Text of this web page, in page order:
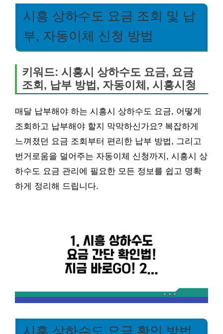
시흥 상하수도 요금 조회 및 납
부, 자동이체 신청 방법
키워드: 시흥시 상하수도 요금, 요금
조회, 납부 방법, 자동이체, 시흥시청
매달 납부해야 하는 시흥시 상하수도 요금, 어떻게
조회하고 납부해야 할지 막막하신가요? 복잡하게
느껴졌던 요금 조회부터 편리한 납부 방법, 그리고
번거로움을 덜어주는 자동이체 신청까지, 시흥시 상
하수도 요금 관리에 필요한 모든 정보를 쉽고 명확
하게 정리해 드립니다.
시흥 상하수도 요금 확인 방법